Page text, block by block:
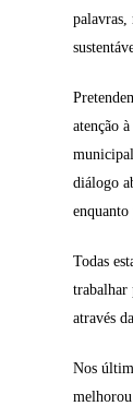
palavras,
atenção
diálogo
Todas
trabalhar
através
Nos